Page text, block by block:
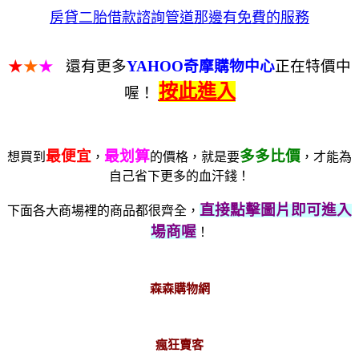
房貸二胎借款諮詢管道那邊有免費的服務
★★★ 還有更多YAHOO奇摩購物中心正在特價中
喔！
按此進入
想買到 最便宜 ， 最划算的價格，就是要多多比價 ，才能為
自己省下更多的血汗錢！
下面各大商場裡的商品都很齊全， 直接點擊圖片即可進入
場商喔！
森森購物網
瘋狂賣客